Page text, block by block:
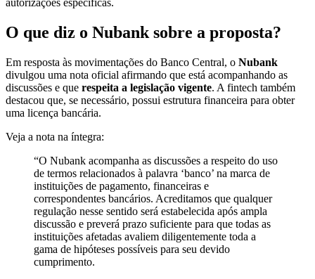
autorizações específicas.
O que diz o Nubank sobre a proposta?
Em resposta às movimentações do Banco Central, o Nubank
divulgou uma nota oficial afirmando que está acompanhando as
discussões e que respeita a legislação vigente. A fintech também
destacou que, se necessário, possui estrutura financeira para obter
uma licença bancária.
Veja a nota na íntegra:
“O Nubank acompanha as discussões a respeito do uso
de termos relacionados à palavra ‘banco’ na marca de
instituições de pagamento, financeiras e
correspondentes bancários. Acreditamos que qualquer
regulação nesse sentido será estabelecida após ampla
discussão e preverá prazo suficiente para que todas as
instituições afetadas avaliem diligentemente toda a
gama de hipóteses possíveis para seu devido
cumprimento.